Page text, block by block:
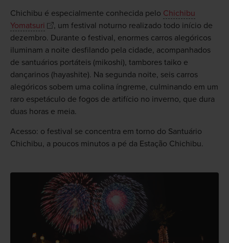
Chichibu é especialmente conhecida pelo Chichibu
Yomatsuri
, um festival noturno realizado todo início de
dezembro. Durante o festival, enormes carros alegóricos
iluminam a noite desfilando pela cidade, acompanhados
de santuários portáteis (mikoshi), tambores taiko e
dançarinos (hayashite). Na segunda noite, seis carros
alegóricos sobem uma colina íngreme, culminando em um
raro espetáculo de fogos de artifício no inverno, que dura
duas horas e meia.
Acesso: o festival se concentra em torno do Santuário
Chichibu, a poucos minutos a pé da Estação Chichibu.